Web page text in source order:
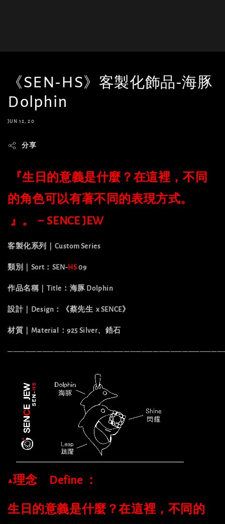
《SEN-HS》客製化飾品-海豚
Dolphin
JUN 12, 20
分享
『生日的意義是什麼？在這裡，不同
的角色可以有著不同的表現方式。
』。－SENCE JEW
客製化系列｜Custom Series
類別｜Sort：SEN- HS09
作品名稱｜Title：海豚 Dolphin
設計｜Design：《蔡先生 x SENCE》
材質｜Material：925 Silver、鋯石
▲理念⠀ Define ：
生日的意義是什麼？在這裡，不同的